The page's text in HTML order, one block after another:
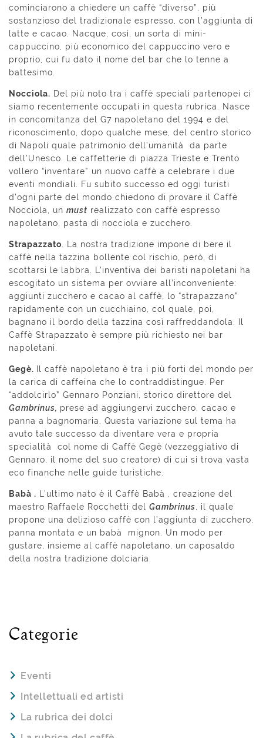
cominciarono a chiedere un caffè “diverso”, più
sostanzioso del tradizionale espresso, con l’aggiunta di
latte e cacao. Nacque, così, un sorta di mini-
cappuccino, più economico del cappuccino vero e
proprio, cui fu dato il nome del bar che lo tenne a
battesimo.
Nocciola. Del più noto tra i caffè speciali partenopei ci
siamo recentemente occupati in questa rubrica. Nasce
in concomitanza del G7 napoletano del 1994 e del
riconoscimento, dopo qualche mese, del centro storico
di Napoli quale patrimonio dell’umanità da parte
dell’Unesco. Le caffetterie di piazza Trieste e Trento
vollero “inventare” un nuovo caffè a celebrare i due
eventi mondiali. Fu subito successo ed oggi turisti
d’ogni parte del mondo chiedono di provare il Caffè
Nocciola, un must realizzato con caffè espresso
napoletano, pasta di nocciola e zucchero.
Strapazzato . La nostra tradizione impone di bere il
caffè nella tazzina bollente col rischio, però, di
scottarsi le labbra. L’inventiva dei baristi napoletani ha
escogitato un sistema per ovviare all’inconveniente:
aggiunti zucchero e cacao al caffè, lo “strapazzano”
rapidamente con un cucchiaino, col quale, poi,
bagnano il bordo della tazzina così raffreddandola. Il
Caffè Strapazzato è sempre più richiesto nei bar
napoletani.
Gegè. Il caffè napoletano è tra i più forti del mondo per
la carica di caffeina che lo contraddistingue. Per
“addolcirlo” Gennaro Ponziani, storico direttore del
Gambrinus, prese ad aggiungervi zucchero, cacao e
panna a bagnomaria. Questa variazione sul tema ha
avuto tale successo da diventare vera e propria
specialità col nome di Caffè Gegè (vezzeggiativo di
Gennaro, il nome del suo creatore) di cui si trova vasta
eco finanche nelle guide turistiche.
Babà . L’ultimo nato è il Caffè Babà , creazione del
maestro Raffaele Rocchetti del Gambrinus , il quale
propone una delizioso caffè con l’aggiunta di zucchero,
panna montata e un babà mignon. Un modo per
gustare, insieme al caffè napoletano, un caposaldo
della nostra tradizione dolciaria.
Categorie
Eventi
Intellettuali ed artisti
La rubrica dei dolci